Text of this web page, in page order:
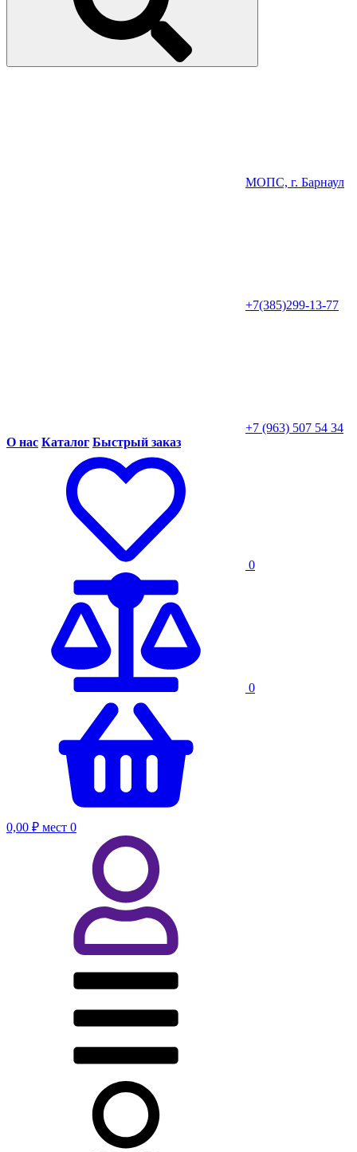
МОПС, г. Барнаул
+7(385)299-13-77
+7 (963) 507 54 34
О нас Каталог Быстрый заказ
0
0
0,00 ₽ мест 0